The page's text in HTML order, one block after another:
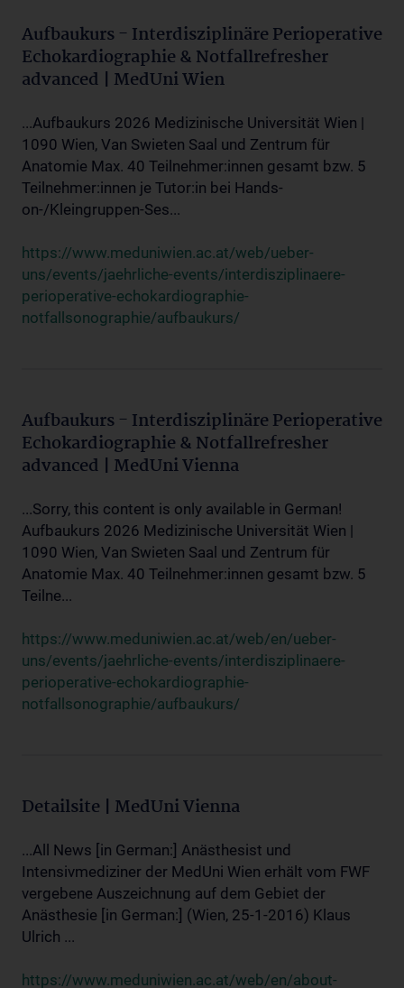
Aufbaukurs - Interdisziplinäre Perioperative
Echokardiographie & Notfallrefresher
advanced | MedUni Wien
...Aufbaukurs 2026 Medizinische Universität Wien |
1090 Wien, Van Swieten Saal und Zentrum für
Anatomie Max. 40 Teilnehmer:innen gesamt bzw. 5
Teilnehmer:innen je Tutor:in bei Hands-
on-/Kleingruppen-Ses...
https://www.meduniwien.ac.at/web/ueber-
uns/events/jaehrliche-events/interdisziplinaere-
perioperative-echokardiographie-
notfallsonographie/aufbaukurs/
Aufbaukurs - Interdisziplinäre Perioperative
Echokardiographie & Notfallrefresher
advanced | MedUni Vienna
...Sorry, this content is only available in German!
Aufbaukurs 2026 Medizinische Universität Wien |
1090 Wien, Van Swieten Saal und Zentrum für
Anatomie Max. 40 Teilnehmer:innen gesamt bzw. 5
Teilne...
https://www.meduniwien.ac.at/web/en/ueber-
uns/events/jaehrliche-events/interdisziplinaere-
perioperative-echokardiographie-
notfallsonographie/aufbaukurs/
Detailsite | MedUni Vienna
...All News [in German:] Anästhesist und
Intensivmediziner der MedUni Wien erhält vom FWF
vergebene Auszeichnung auf dem Gebiet der
Anästhesie [in German:] (Wien, 25-1-2016) Klaus
Ulrich ...
https://www.meduniwien.ac.at/web/en/about-